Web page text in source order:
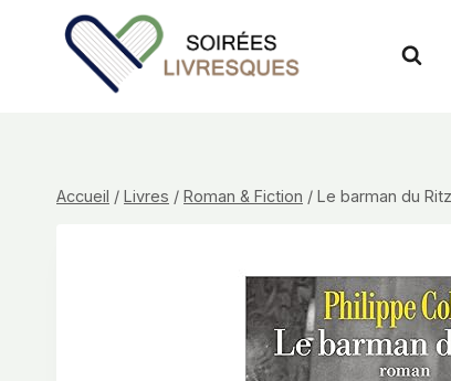
Accueil / Livres / Roman & Fiction / Le barman du